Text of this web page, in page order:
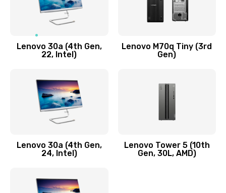
Ремонт элементов корпуса
Заказать
Lenovo 30a (4th Gen,
22, Intel)
Lenovo M70q Tiny (3rd
Gen)
Lenovo 30a (4th Gen,
24, Intel)
Lenovo Tower 5 (10th
Gen, 30L, AMD)